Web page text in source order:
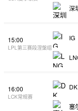
深
15:00
LPL第三赛段涅槃组
IG
16:00
LCK常规赛
DK
塞